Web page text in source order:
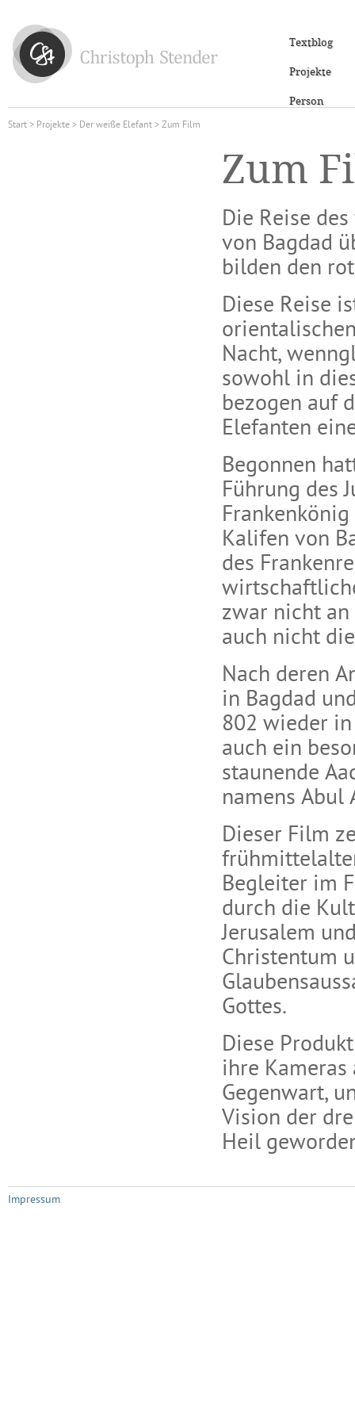
Textblog
Projekte
Person
Start> Projekte> Der weiße Elefant> Zum Film
Zum
Die Reise
von Bagdad
bilden den
Diese Reise
Nacht,
sowohl in
bezogen auf
Elefanten
Begonnen
Führung des
Kalifen von
des
zwar nicht an
auch nicht
Nach deren
in Bagdad
802 wieder
auch ein
staunende
namens Abul
Dieser Film
Begleiter im
durch die
Jerusalem
Christentum
Gottes.
Diese
ihre
Gegenwart,
Vision der
Heil
Impressum